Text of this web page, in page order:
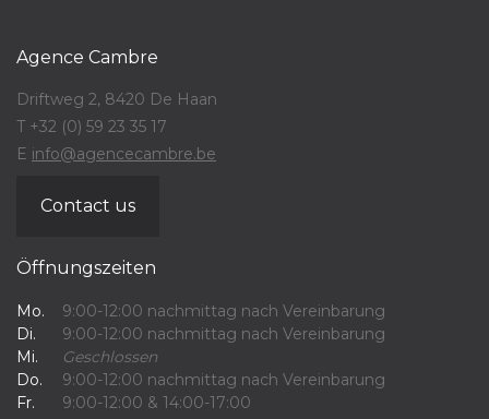
Agence Cambre
Driftweg 2, 8420 De Haan
T +32 (0) 59 23 35 17
E info@agencecambre.be
Contact us
Öffnungszeiten
Mo.
9:00-12:00 nachmittag nach Vereinbarung
Di.
9:00-12:00 nachmittag nach Vereinbarung
Mi.
Geschlossen
Do.
9:00-12:00 nachmittag nach Vereinbarung
Fr.
9:00-12:00 & 14:00-17:00